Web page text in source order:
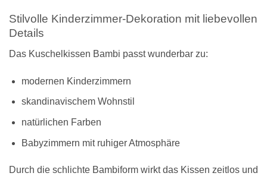
Stilvolle Kinderzimmer-Dekoration mit liebevollen
Details
Das Kuschelkissen Bambi passt wunderbar zu:
modernen Kinderzimmern
skandinavischem Wohnstil
natürlichen Farben
Babyzimmern mit ruhiger Atmosphäre
Durch die schlichte Bambiform wirkt das Kissen zeitlos und